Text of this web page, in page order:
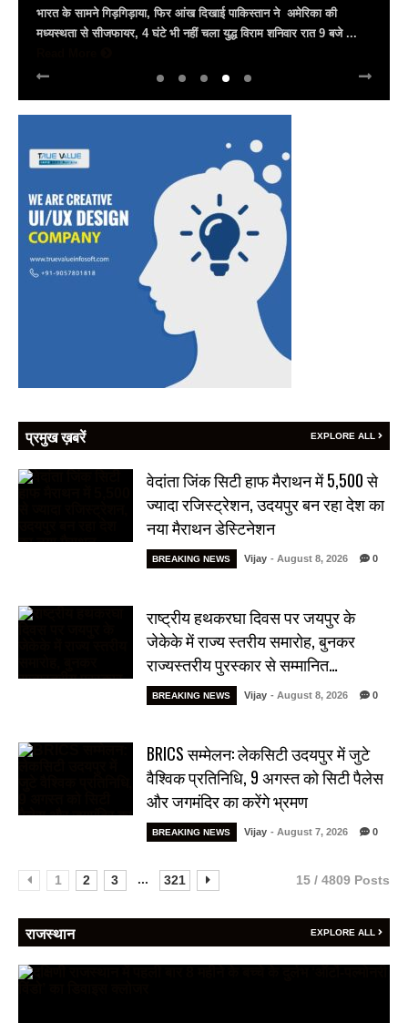
अल्बर्ट हॉल पर राज्यस्तरीय सांस्कृतिक संध्या का भव्य आयोजन, उमड़ा जन
सैलाब राज्यपाल हरिभाऊ किसनराव बागडे़, मुख्यमंत्री भजनलाल शर्मा और उप
प्रमुख ख़बरें EXPLORE ALL
वेदांता जिंक सिटी हाफ मैराथन में 5,500 से
ज्यादा रजिस्ट्रेशन, उदयपुर बन रहा देश का
नया मैराथन डेस्टिनेशन
BREAKING NEWS Vijay - August 8, 2026 0
राष्ट्रीय हथकरघा दिवस पर जयपुर के
जेकेके में राज्य स्तरीय समारोह, बुनकर
राज्यस्तरीय पुरस्कार से सम्मानित…
BREAKING NEWS Vijay - August 8, 2026 0
BRICS सम्मेलन: लेकसिटी उदयपुर में जुटे
वैश्विक प्रतिनिधि, 9 अगस्त को सिटी पैलेस
और जगमंदिर का करेंगे भ्रमण
BREAKING NEWS Vijay - August 7, 2026 0
1 2 3 ... 321 15 / 4809 Posts
राजस्थान EXPLORE ALL